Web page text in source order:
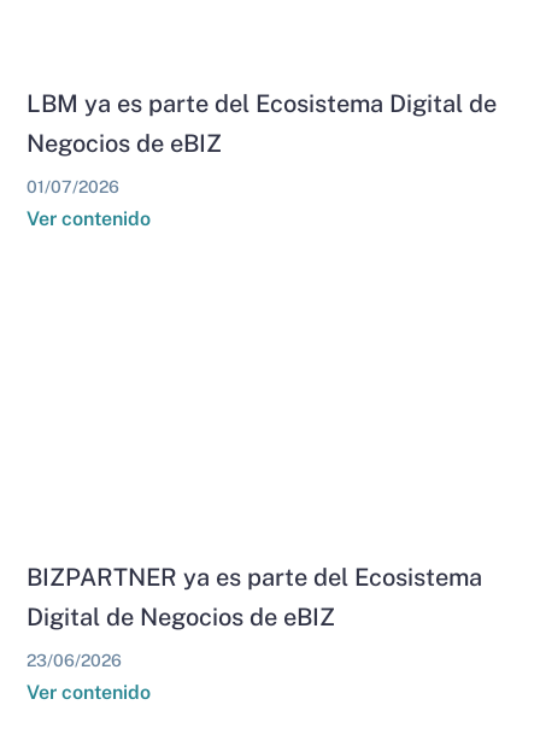
LBM ya es parte del Ecosistema Digital de
Negocios de eBIZ
01/07/2026
Ver contenido
BIZPARTNER ya es parte del Ecosistema
Digital de Negocios de eBIZ
23/06/2026
Ver contenido